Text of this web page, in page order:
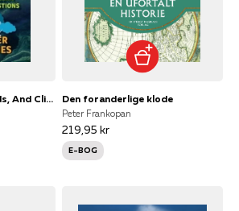
Megalodons, Mermaids, And Climate Change Answers To Your Oce Den foranderlige klode
Peter Frankopan
219,95 kr
E-BOG